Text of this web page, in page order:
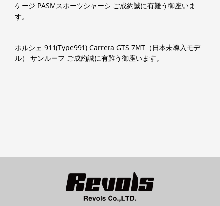
ケージ PASMスポーツシャーシ ご成約誠に有難う御座いま
す。
ポルシェ 911(Type991) Carrera GTS 7MT（日本未導入モデ
ル） サンルーフ ご成約誠に有難う御座います。